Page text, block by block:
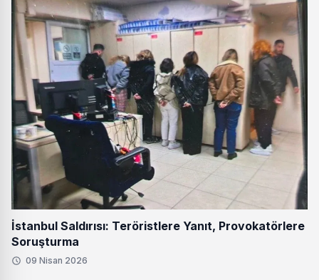
İstanbul Saldırısı: Teröristlere Yanıt, Provokatörlere
Soruşturma
09 Nisan 2026